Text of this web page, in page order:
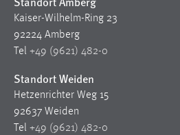
Kaiser-Wilhelm-Ring 23
92224 Amberg
Tel +49 (9621) 482-0
Standort Weiden
Hetzenrichter Weg 15
92637 Weiden
Tel +49 (9621) 482-0
Plattformen anzeigen zu
externen Medien Cookies
Vimeo